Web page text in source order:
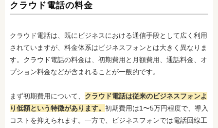
クラウド電話の料金
クラウド電話は、既にビジネスにおける通信手段として広く利用
されていますが、料金体系はビジネスフォンとは大きく異なりま
す。クラウド電話の料金は、初期費用と月額費用、通話料金、オ
プション料金などが含まれることが一般的です。
まず初期費用について、 クラウド電話は従来のビジネスフォンよ
り低額という特徴があります。 初期費用は1〜5万円程度で、導入
コストを抑えられます。一方で、ビジネスフォンでは電話回線工